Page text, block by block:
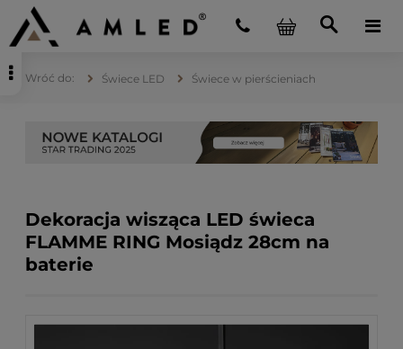
Świece LED Świece w pierścieniach
Dekoracja wisząca LED świeca
FLAMME RING Mosiądz 28cm na
baterie